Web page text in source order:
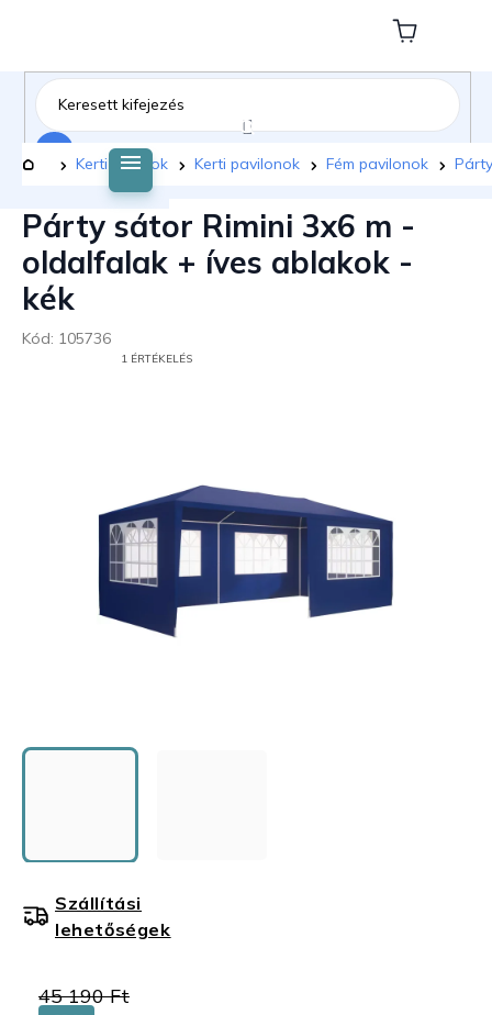
tartalomhoz
Kosár
Kezdőlap
Kerti bútorok Kerti pavilonok Fém pavilonok
Párty sátor Rimini 3x6 m -
oldalfalak + íves ablakok -
kék
Kód: 105736
1 ÉRTÉKELÉS
45 190 Ft
Szállítási
lehetőségek